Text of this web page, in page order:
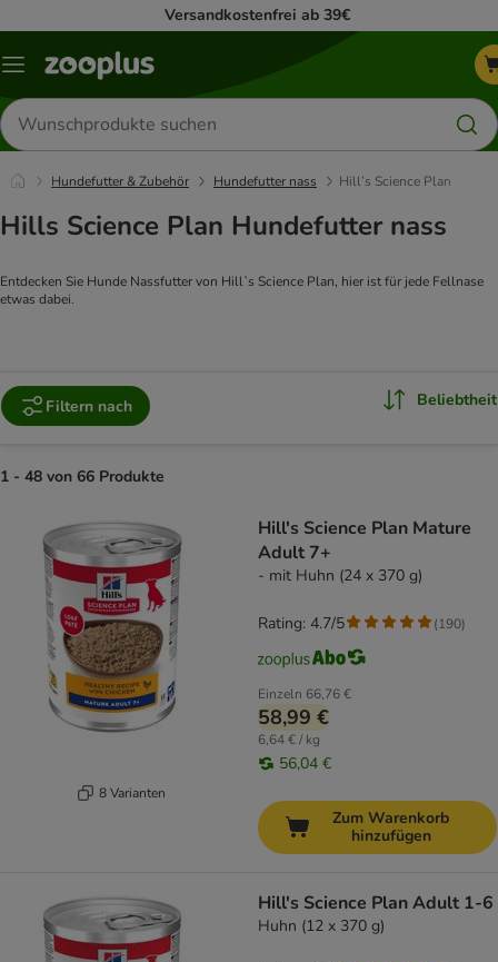
Versandkostenfrei ab 39€
Menü
Produkte
suchen
Hundefutter & Zubehör Hundefutter nass Hill’s Science Plan
Hills Science Plan Hundefutter nass
Entdecken Sie Hunde Nassfutter von Hill`s Science Plan, hier ist für jede Fellnase
etwas dabei.
Filtern nach Beliebtheit
1 - 48 von 66 Produkte
8 Varianten
Hill's Science Plan Mature
Adult 7+
- mit Huhn (24 x 370 g)
Einzeln 66,76 €
58,99 €
6,64 € / kg
56,04 €
Rating: 4.7/5 (190)
Zum Warenkorb
hinzufügen
Hill's Science Plan Adult 1-6
Huhn (12 x 370 g)